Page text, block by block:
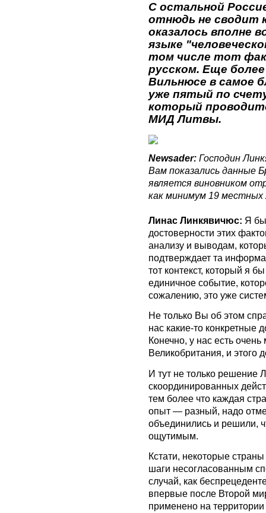
С остальной
отнюдь не сводит
оказалось вполне
языке
том числе тот
русском. Еще
Вильнюсе в самое
уже пятый по
который
МИД Литвы.
Newsader: Господин
Вам показались данные
является виновником
как минимум 19
Линас Линкявичюс: Я бы
достоверности этих
анализу и выводам,
подтверждает та
тот контекст, который я
единичное событие,
сожалению, это уже
Не только Вы об этом
нас какие-то конкретные
Конечно, у нас есть
Великобритания, и этого
И тут не только решение
скоординированных
тем более что каждая
опыт — разный, надо
объединились и решили,
ощутимым.
Кстати, некоторые
шаги несогласованным
случай, как
впервые после Второй
применено на